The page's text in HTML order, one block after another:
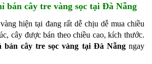
bán cây tre vàng sọc tại Đà Nẵng
hiện tại đang rất dễ chịu dễ mua chiều
cây được bán theo chiều cao, kích thước.
bán cây tre sọc vàng tại Đà Nẵngngay